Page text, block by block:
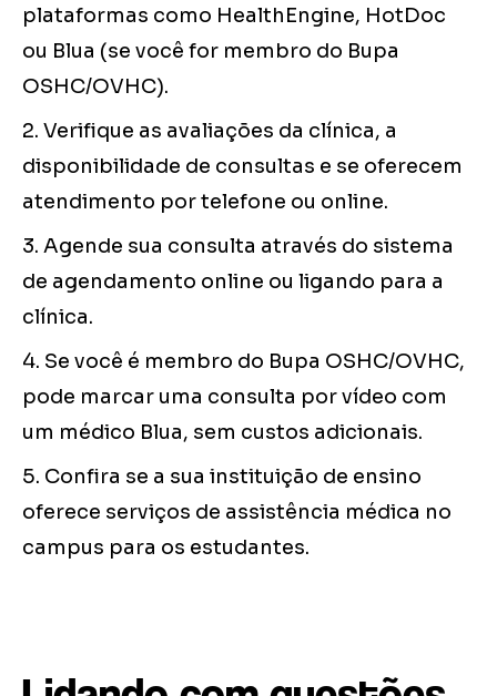
plataformas como HealthEngine, HotDoc
ou Blua (se você for membro do Bupa
OSHC/OVHC).
2. Verifique as avaliações da clínica, a
disponibilidade de consultas e se oferecem
atendimento por telefone ou online.
3. Agende sua consulta através do sistema
de agendamento online ou ligando para a
clínica.
4. Se você é membro do Bupa OSHC/OVHC,
pode marcar uma consulta por vídeo com
um médico Blua, sem custos adicionais.
5. Confira se a sua instituição de ensino
oferece serviços de assistência médica no
campus para os estudantes.